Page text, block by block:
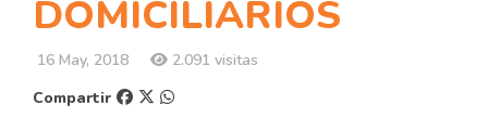
DOMICILIARIOS
16 May, 2018
2.091 visitas
Compartir